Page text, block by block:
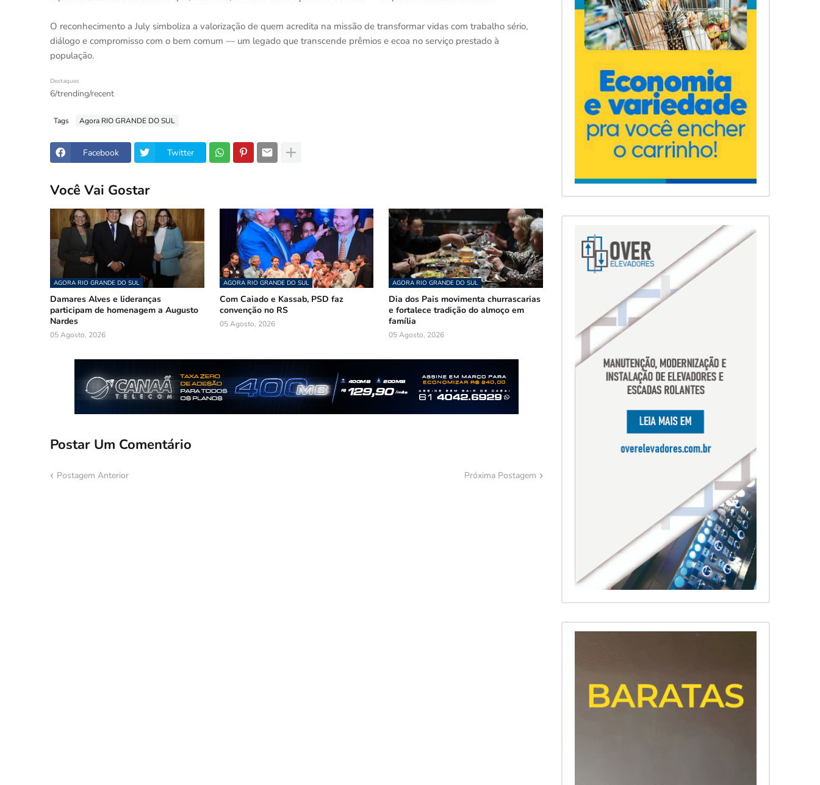
O reconhecimento a July simboliza a valorização de quem acredita na missão de transformar vidas com trabalho sério,
diálogo e compromisso com o bem comum — um legado que transcende prêmios e ecoa no serviço prestado à
população.
Destaques
6/trending/recent
Tags Agora RIO GRANDE DO SUL
Facebook Twitter
Você Vai Gostar
AGORA RIO GRANDE DO SUL
Damares Alves e lideranças
participam de homenagem a Augusto
Nardes
05 Agosto, 2026
AGORA RIO GRANDE DO SUL
Com Caiado e Kassab, PSD faz
convenção no RS
05 Agosto, 2026
AGORA RIO GRANDE DO SUL
Dia dos Pais movimenta churrascarias
e fortalece tradição do almoço em
família
05 Agosto, 2026
Postar Um Comentário
Postagem Anterior Próxima Postagem